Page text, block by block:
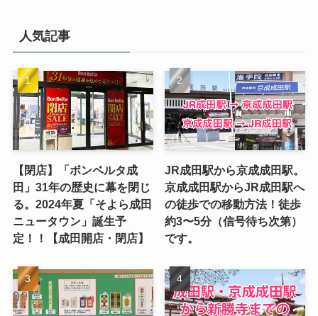
人気記事
【閉店】「ボンベルタ成
田」31年の歴史に幕を閉じ
る。2024年夏「そよら成田
ニュータウン」誕生予
定！！【成田開店・閉店】
JR成田駅から京成成田駅。
京成成田駅からJR成田駅へ
の徒歩での移動方法！徒歩
約3〜5分（信号待ち次第）
です。